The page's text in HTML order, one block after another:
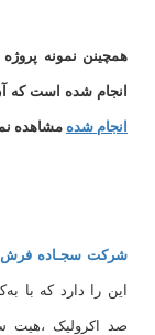
همچینن نمونه
انجام شده است که
انجام شده مشاهده
شرکت سجـاده فرش
این را دارد که با
صد اکرولیک ،هیت